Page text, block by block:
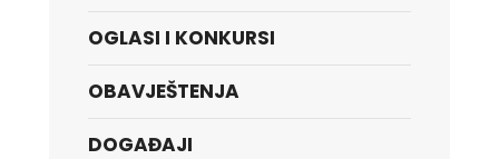
OGLASI I KONKURSI
OBAVJEŠTENJA
DOGAĐAJI